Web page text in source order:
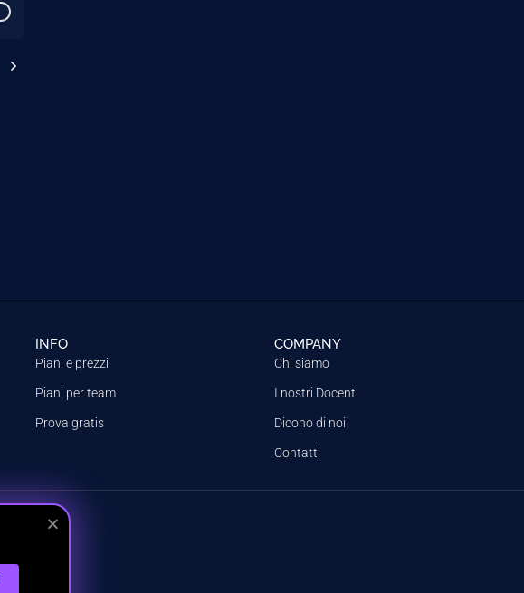
INFO
Piani e prezzi
Piani per team
Prova gratis
COMPANY
Chi siamo
I nostri Docenti
Dicono di noi
Contatti